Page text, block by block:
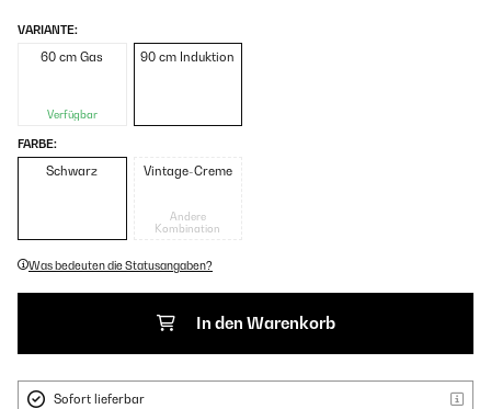
VARIANTE:
60 cm Gas
Verfügbar
90 cm Induktion
FARBE:
Schwarz Vintage-Creme
Andere
Kombination
Was bedeuten die Statusangaben?
In den Warenkorb
Sofort lieferbar